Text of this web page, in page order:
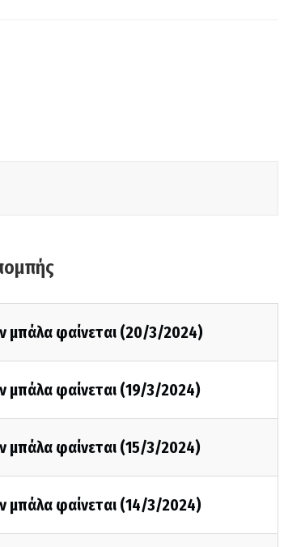
μπάλα φαίνεται (20/3/2024)
μπάλα φαίνεται (19/3/2024)
μπάλα φαίνεται (15/3/2024)
μπάλα φαίνεται (14/3/2024)